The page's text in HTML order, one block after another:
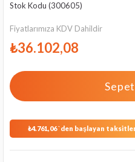
Stok Kodu (300605)
Fiyatlarımıza KDV Dahildir
₺36.102,08
₺4.761,06`den başlayan